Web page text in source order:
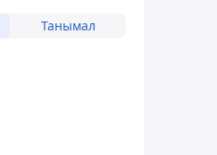
Танымал